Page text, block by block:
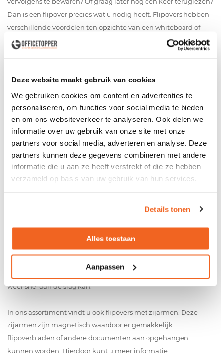
Deze website maakt gebruik van cookies
We gebruiken cookies om content en advertenties te
personaliseren, om functies voor social media te bieden
en om ons websiteverkeer te analyseren. Ook delen we
informatie over uw gebruik van onze site met onze
partners voor social media, adverteren en analyse. Deze
partners kunnen deze gegevens combineren met andere
informatie die u aan ze heeft verstrekt of die ze hebben
verzameld op basis van uw gebruik van hun services.
Details tonen
Alles toestaan
Aanpassen
Dan is een flipover precies wat u nodig heeft. Flipovers hebben
verschillende voordelen ten opzichte van een whiteboard of
prikbord. Geschreven notities kun je gemakkelijk afscheuren en
bewaren om later nog eens terug te lezen. Daarnaast zijn de
vervangen te worden om vervolgens weer gebruik te maken
van uw flipover.
Gebruiksgemak van de flipover
Flipovers zijn gemakkelijk te plaatsen in iedere ruimte.
Denk aan vergaderruimtes, ontvangsthallen, klassikaal
gebruik en meer. Het gangbare formaat bij dit
papierblokken. Dit formaat is dusdanig groot dat er
leesbaarheid in grotere ruimtes goed is. Deze blokken zijn
zeer geschikt voor flipovers en zijn daarom gemakkelijk te
verwisseld eenvoudig het papierblok op de flipover zodat u
weer snel aan de slag kan.
In ons assortiment vindt u ook flipovers met zijarmen. Deze
zijarmen zijn magnetisch waardoor er gemakkelijk
flipoverbladen of andere documenten aan opgehangen
kunnen worden. Hierdoor kunt u meer informatie